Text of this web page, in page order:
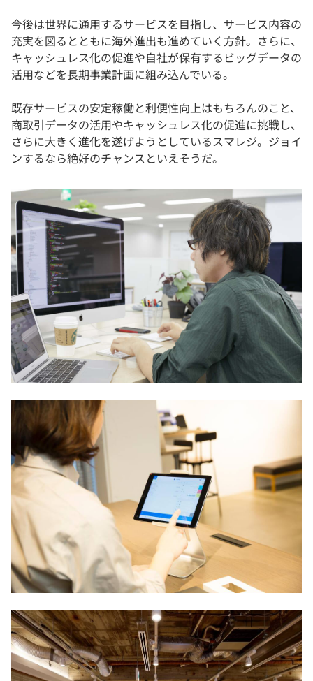
今後は世界に通用するサービスを目指し、サービス内容の
充実を図るとともに海外進出も進めていく方針。さらに、
キャッシュレス化の促進や自社が保有するビッグデータの
活用などを長期事業計画に組み込んでいる。
既存サービスの安定稼働と利便性向上はもちろんのこと、
商取引データの活用やキャッシュレス化の促進に挑戦し、
さらに大きく進化を遂げようとしているスマレジ。ジョイ
ンするなら絶好のチャンスといえそうだ。